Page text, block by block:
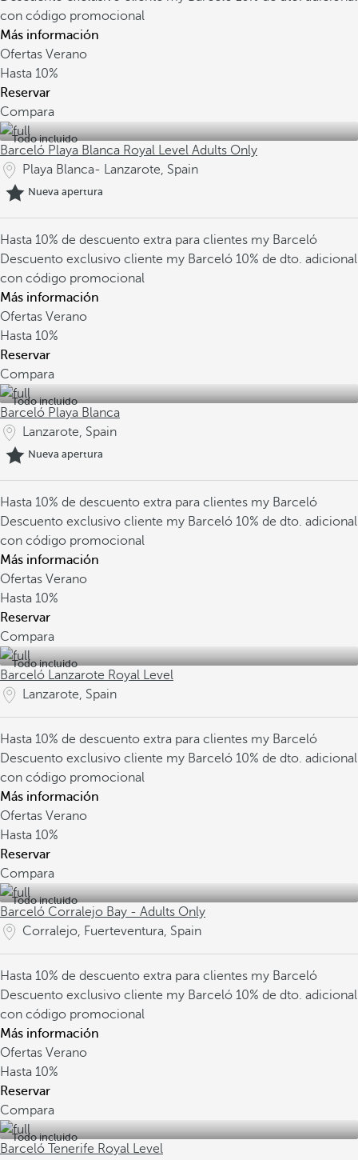
con código promocional
Más información
Ofertas Verano
Hasta 10%
Reservar
Compara
Todo incluido
Barceló Playa Blanca Royal Level Adults Only
Playa Blanca- Lanzarote, Spain
Nueva apertura
Hasta 10% de descuento extra para clientes my Barceló
Descuento exclusivo cliente my Barceló 10% de dto. adicional
con código promocional
Más información
Ofertas Verano
Hasta 10%
Reservar
Compara
Todo incluido
Barceló Playa Blanca
Lanzarote, Spain
Nueva apertura
Hasta 10% de descuento extra para clientes my Barceló
Descuento exclusivo cliente my Barceló 10% de dto. adicional
con código promocional
Más información
Ofertas Verano
Hasta 10%
Reservar
Compara
Todo incluido
Barceló Lanzarote Royal Level
Lanzarote, Spain
Hasta 10% de descuento extra para clientes my Barceló
Descuento exclusivo cliente my Barceló 10% de dto. adicional
con código promocional
Más información
Ofertas Verano
Hasta 10%
Reservar
Compara
Todo incluido
Barceló Corralejo Bay - Adults Only
Corralejo, Fuerteventura, Spain
Hasta 10% de descuento extra para clientes my Barceló
Descuento exclusivo cliente my Barceló 10% de dto. adicional
con código promocional
Más información
Ofertas Verano
Hasta 10%
Reservar
Compara
Todo incluido
Barceló Tenerife Royal Level